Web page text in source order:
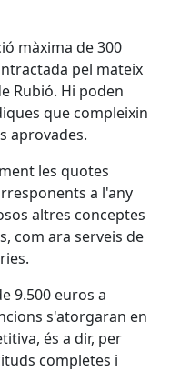
màxima de 300
pel mateix
Rubió. Hi poden
que compleixin
aprovades.
les quotes
a l'any
altres conceptes
com ara serveis de
9.500 euros a
s'atorgaran en
és a dir, per
completes i